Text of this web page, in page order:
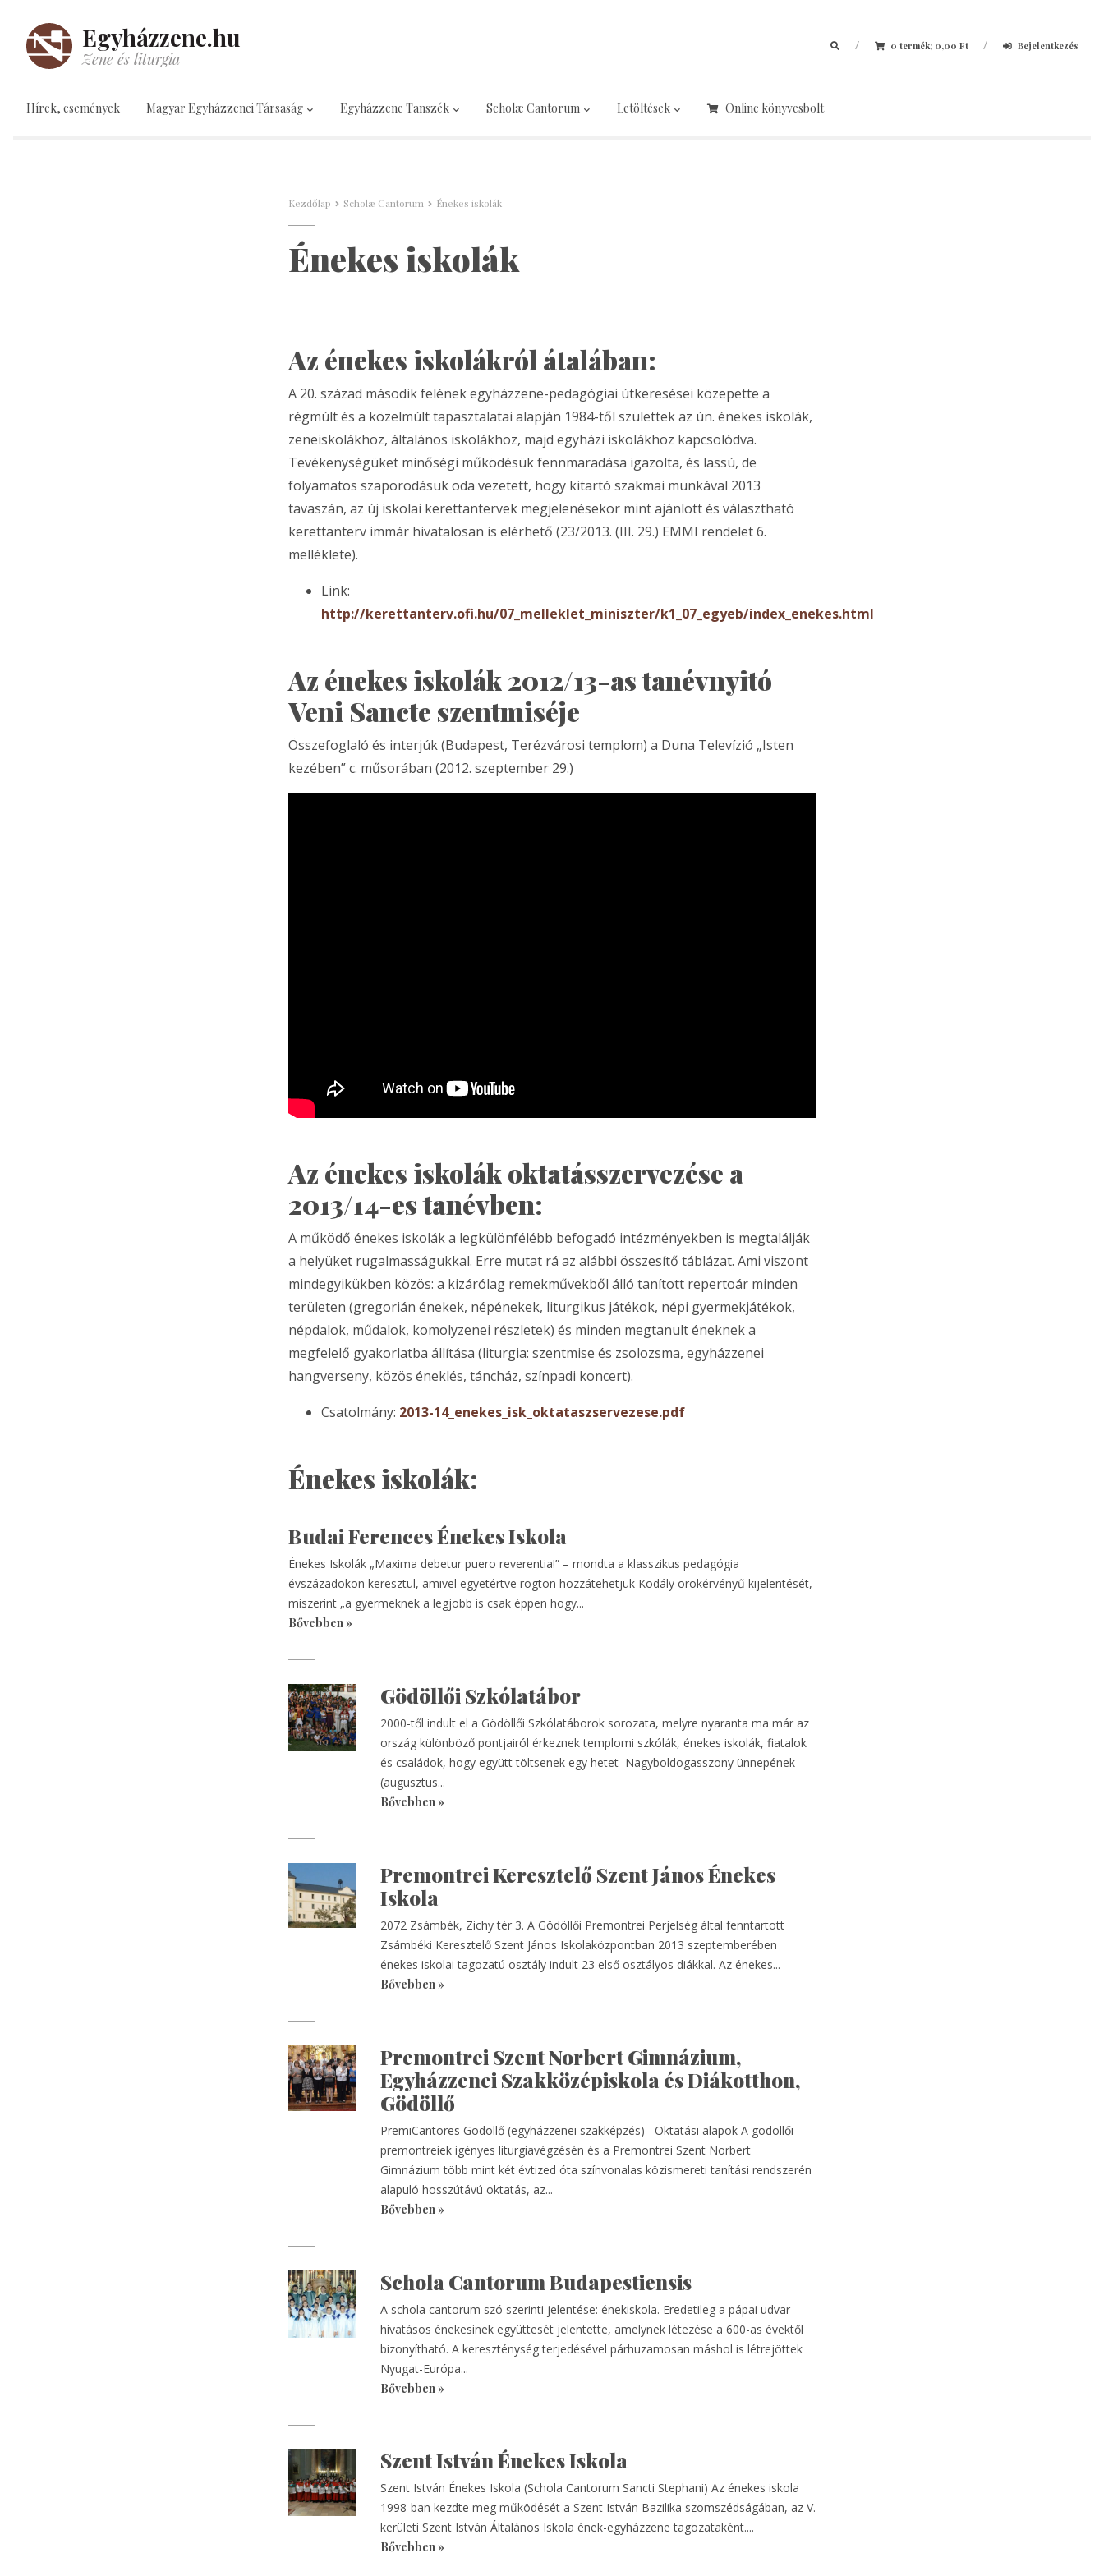
Egyházzene.hu
Zene és liturgia
/ 0 termék; 0,00 Ft / Bejelentkezés
Hírek, események Magyar Egyházzenei Társaság Egyházzene Tanszék Scholæ Cantorum Letöltések Online könyvesbolt
Kezdőlap Scholæ Cantorum Énekes iskolák
Énekes iskolák
Az énekes iskolákról átalában:
A 20. század második felének egyházzene-pedagógiai útkeresései közepette a
régmúlt és a közelmúlt tapasztalatai alapján 1984-től születtek az ún. énekes iskolák,
zeneiskolákhoz, általános iskolákhoz, majd egyházi iskolákhoz kapcsolódva.
Tevékenységüket minőségi működésük fennmaradása igazolta, és lassú, de
folyamatos szaporodásuk oda vezetett, hogy kitartó szakmai munkával 2013
tavaszán, az új iskolai kerettantervek megjelenésekor mint ajánlott és választható
kerettanterv immár hivatalosan is elérhető (23/2013. (III. 29.) EMMI rendelet 6.
melléklete).
Link:
http://kerettanterv.ofi.hu/07_melleklet_miniszter/k1_07_egyeb/index_enekes.html
Az énekes iskolák 2012/13-as tanévnyitó
Veni Sancte szentmiséje
Összefoglaló és interjúk (Budapest, Terézvárosi templom) a Duna Televízió „Isten
kezében” c. műsorában (2012. szeptember 29.)
Az énekes iskolák oktatásszervezése a
2013/14-es tanévben:
A működő énekes iskolák a legkülönfélébb befogadó intézményekben is megtalálják
a helyüket rugalmasságukkal. Erre mutat rá az alábbi összesítő táblázat. Ami viszont
mindegyikükben közös: a kizárólag remekművekből álló tanított repertoár minden
területen (gregorián énekek, népénekek, liturgikus játékok, népi gyermekjátékok,
népdalok, műdalok, komolyzenei részletek) és minden megtanult éneknek a
megfelelő gyakorlatba állítása (liturgia: szentmise és zsolozsma, egyházzenei
hangverseny, közös éneklés, táncház, színpadi koncert).
Csatolmány: 2013-14_enekes_isk_oktataszservezese.pdf
Énekes iskolák:
Budai Ferences Énekes Iskola
Énekes Iskolák „Maxima debetur puero reverentia!” – mondta a klasszikus pedagógia
évszázadokon keresztül, amivel egyetértve rögtön hozzátehetjük Kodály örökérvényű kijelentését,
miszerint „a gyermeknek a legjobb is csak éppen hogy...
Bővebben »
Gödöllői Szkólatábor
2000-től indult el a Gödöllői Szkólatáborok sorozata, melyre nyaranta ma már az
ország különböző pontjairól érkeznek templomi szkólák, énekes iskolák, fiatalok
és családok, hogy együtt töltsenek egy hetet Nagyboldogasszony ünnepének
(augusztus...
Bővebben »
Premontrei Keresztelő Szent János Énekes
Iskola
2072 Zsámbék, Zichy tér 3. A Gödöllői Premontrei Perjelség által fenntartott
Zsámbéki Keresztelő Szent János Iskolaközpontban 2013 szeptemberében
énekes iskolai tagozatú osztály indult 23 első osztályos diákkal. Az énekes...
Bővebben »
Premontrei Szent Norbert Gimnázium,
Egyházzenei Szakközépiskola és Diákotthon,
Gödöllő
PremiCantores Gödöllő (egyházzenei szakképzés) Oktatási alapok A gödöllői
premontreiek igényes liturgiavégzésén és a Premontrei Szent Norbert
Gimnázium több mint két évtized óta színvonalas közismereti tanítási rendszerén
alapuló hosszútávú oktatás, az...
Bővebben »
Schola Cantorum Budapestiensis
A schola cantorum szó szerinti jelentése: énekiskola. Eredetileg a pápai udvar
hivatásos énekesinek együttesét jelentette, amelynek létezése a 600-as évektől
bizonyítható. A kereszténység terjedésével párhuzamosan máshol is létrejöttek
Nyugat-Európa...
Bővebben »
Szent István Énekes Iskola
Szent István Énekes Iskola (Schola Cantorum Sancti Stephani) Az énekes iskola
1998-ban kezdte meg működését a Szent István Bazilika szomszédságában, az V.
kerületi Szent István Általános Iskola ének-egyházzene tagozataként....
Bővebben »